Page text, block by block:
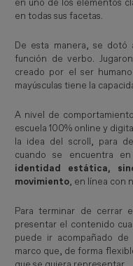
en uno de los elementos
en todas sus facetas.
De esta manera, se dotó
función de verbo.
creado por el ser
mayúsculas tiene la
A nivel de
escuela 100% online y
la idea del scroll, para
cuando se encuentra
identidad estática,
movimiento, en línea con
Para terminar de cerrar
presentar el contenido
puede ir acompañado
marco que, de forma